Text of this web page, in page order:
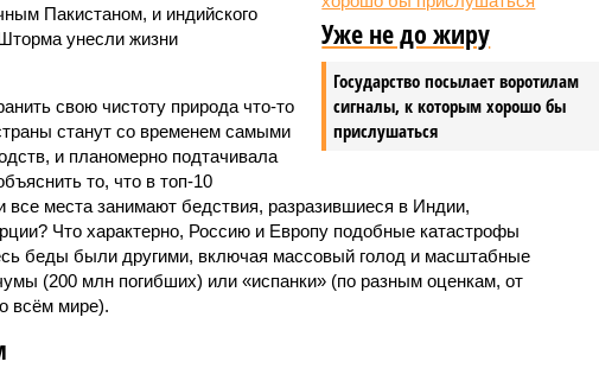
Уже не до жиру
Государство посылает воротилам
сигналы, к которым хорошо бы
прислушаться
Пакистаном, и индийского
унесли жизни
свою чистоту природа что-то
станут со временем самыми
и планомерно подтачивала
то, что в топ-10
все места занимают бедствия, разразившиеся в Индии,
Что характерно, Россию и Европу подобные катастрофы
беды были другими, включая массовый голод и масштабные
(200 млн погибших) или «испанки» (по разным оценкам, от
всём мире).